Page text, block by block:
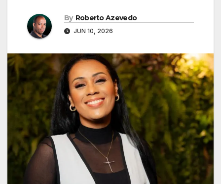
By Roberto Azevedo
JUN 10, 2026